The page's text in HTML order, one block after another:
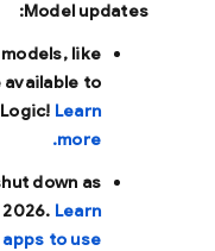
Model updates:
like
available to
Learn
more.
down as
2026. Learn
to use